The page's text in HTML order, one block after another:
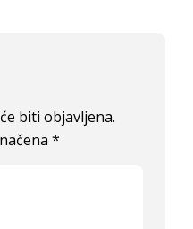
biti objavljena.
*